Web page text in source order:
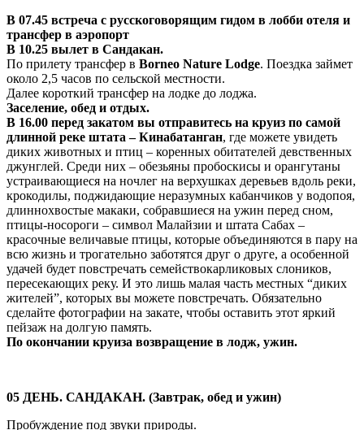
В 07.45 встреча с русскоговорящим гидом в лобби отеля и
трансфер в аэропорт
В 10.25 вылет в Сандакан.
По прилету трансфер в Borneo Nature Lodge. Поездка займет
около 2,5 часов по сельской местности.
Далее короткий трансфер на лодке до лоджа.
Заселение, обед и отдых.
В 16.00 перед закатом вы отправитесь на круиз по самой
длинной реке штата – Кинабатанган, где можете увидеть
диких животных и птиц – коренных обитателей девственных
джунглей. Среди них – обезьяны пробоскисы и орангутаны
устраивающиеся на ночлег на верхушках деревьев вдоль реки,
крокодилы, поджидающие неразумных кабанчиков у водопоя,
длиннохвостые макаки, собравшиеся на ужин перед сном,
птицы-носороги – символ Малайзии и штата Сабах –
красочные величавые птицы, которые объединяются в пару на
всю жизнь и трогательно заботятся друг о друге, а особенной
удачей будет повстречать семействокарликовых слоников,
пересекающих реку. И это лишь малая часть местных “диких
жителей”, которых вы можете повстречать. Обязательно
сделайте фотографии на закате, чтобы оставить этот яркий
пейзаж на долгую память.
По окончании круиза возвращение в лодж, ужин.
05 ДЕНЬ. САНДАКАН. (Завтрак, обед и ужин)
Пробуждение под звуки природы.